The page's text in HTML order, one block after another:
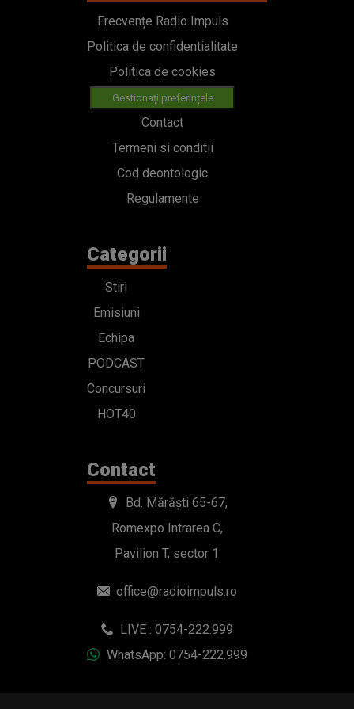
Frecvențe Radio Impuls
Politica de confidentialitate
Politica de cookies
Gestionați preferințele
Contact
Termeni si conditii
Cod deontologic
Regulamente
Categorii
Stiri
Emisiuni
Echipa
PODCAST
Concursuri
HOT40
Contact
Bd. Mărăști 65-67,
Romexpo Intrarea C,
Pavilion T, sector 1
office@radioimpuls.ro
LIVE : 0754-222.999
WhatsApp: 0754-222.999